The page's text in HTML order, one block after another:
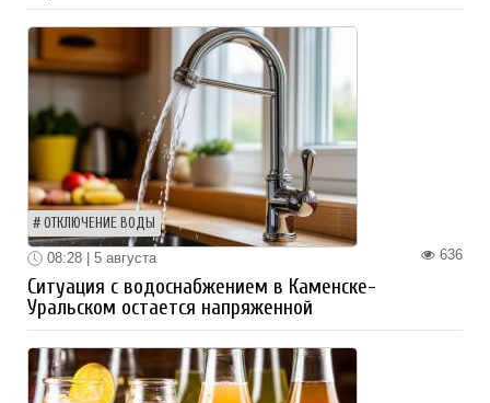
ОТКЛЮЧЕНИЕ ВОДЫ
636
08:28 | 5 августа
Ситуация с водоснабжением в Каменске-
Уральском остается напряженной